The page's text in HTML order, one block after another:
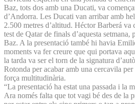
Baz, tots dos amb una Ducati, va
d’Andorra. Les Ducati van arribar amb
2.500 metres d’altitud. Héctor Barberá va
test de Qatar de finals d’aquesta
Baz. A la presentació també hi havia
moments va fer creure que qui portava
la tarda va ser el torn de la signatura
Rotonda per acabar amb una cercavila
força multitudinària.
“La presentació ha estat una passada i la
Ara només falta que tot vagi bé des de la